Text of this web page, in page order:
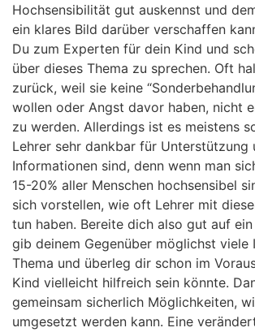
Hochsensibilität gut auskennst und
ein klares Bild darüber verschaffen
Du zum Experten für dein Kind und
über dieses Thema zu sprechen. Oft
zurück, weil sie keine
wollen oder Angst davor haben, nicht
zu werden. Allerdings ist es meistens
Lehrer sehr dankbar für Unterstützung
Informationen sind, denn wenn man
15-20% aller Menschen hochsensibel
sich vorstellen, wie oft Lehrer mit
tun haben. Bereite dich also gut auf
gib deinem Gegenüber möglichst viele
Thema und überleg dir schon im
Kind vielleicht hilfreich sein könnte.
gemeinsam sicherlich Möglichkeiten,
umgesetzt werden kann. Eine